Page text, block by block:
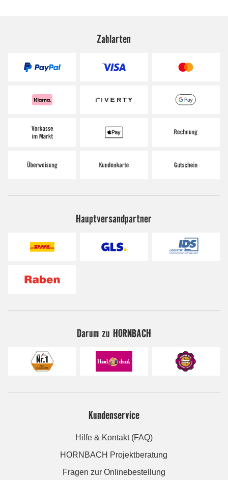
Zahlarten
Hauptversandpartner
Darum zu HORNBACH
Kundenservice
Hilfe & Kontakt (FAQ)
HORNBACH Projektberatung
Fragen zur Onlinebestellung